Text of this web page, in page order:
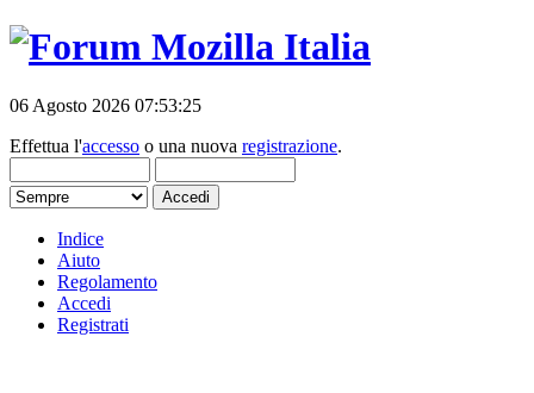
06 Agosto 2026 07:53:25
Effettua l'accesso o una nuova registrazione.
Indice
Aiuto
Regolamento
Accedi
Registrati